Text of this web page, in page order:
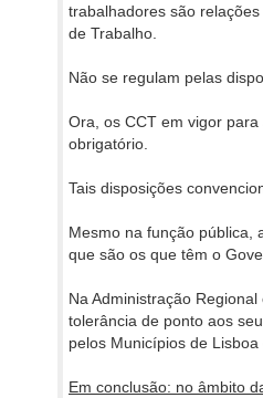
trabalhadores são
de Trabalho.
Não se regulam pelas
Ora, os CCT em vigor
obrigatório.
Tais disposições
Mesmo na função pública,
que são os que têm o
Na Administração
tolerância de ponto aos
pelos Municípios de Lisboa
Em conclusão: no âmbito